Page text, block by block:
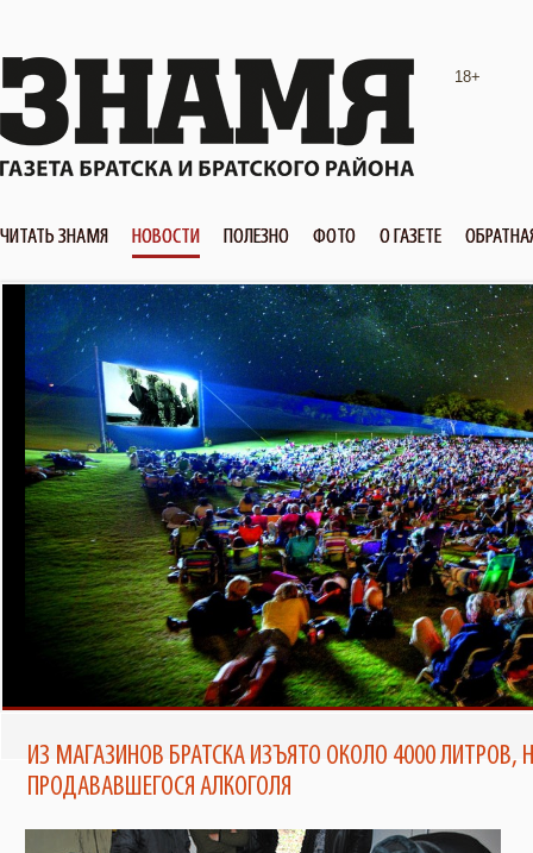
18+
ЧИТАТЬ ЗНАМЯ НОВОСТИ ПОЛЕЗНО ФОТО О ГАЗЕТЕ
ТЕПЕРЬ ПОЧИТАТЬ ЕЖЕНЕДЕЛЬНИК
«ЗНАМЯ» МОЖНО НА ПОРТАЛЕ
BRATSK-POISK.RU
В БРАТСКЕ ПОЯВИТСЯ КИНОТЕАТР
ПОД ОТКРЫТЫМ НЕБОМ ОТ TELE2
ИЗ МАГАЗИНОВ БРАТСКА ИЗЪЯТО ОКОЛО 4000 ЛИТРОВ,
ПРОДАВАВШЕГОСЯ АЛКОГОЛЯ